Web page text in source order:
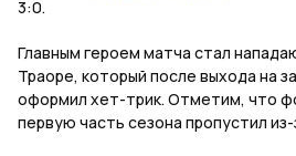
3:0.
Главным героем матча стал
Траоре, который после выхода на
оформил хет-трик. Отметим, что
первую часть сезона пропустил